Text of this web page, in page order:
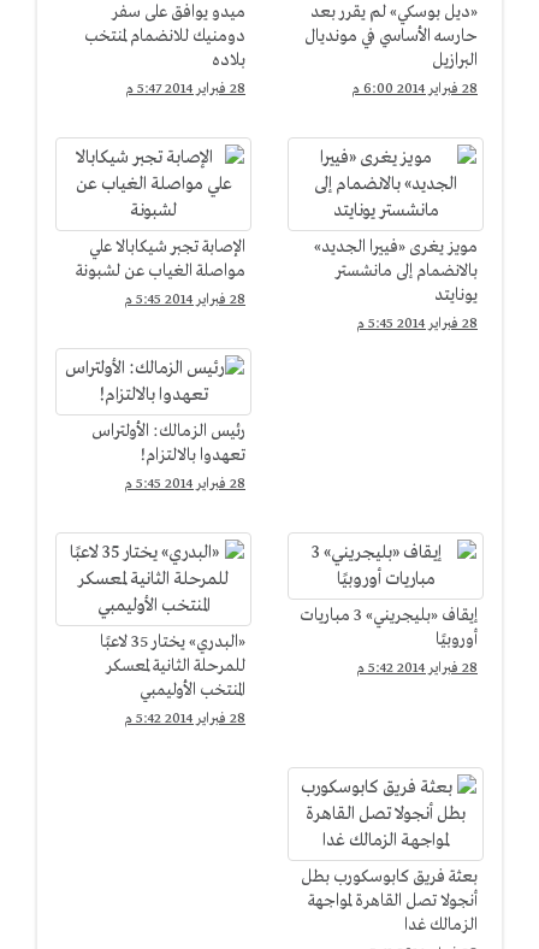
«ديل بوسكي» لم يقرر بعد
حارسه الأساسي في مونديال
البرازيل
28 فبراير 2014 6:00 م
ميدو يوافق على سفر
دومنيك للانضمام لمنتخب
بلاده
28 فبراير 2014 5:47 م
مويز يغرى «فييرا الجديد»
بالانضمام إلى مانشستر
يونايتد
28 فبراير 2014 5:45 م
الإصابة تجبر شيكابالا علي
مواصلة الغياب عن لشبونة
28 فبراير 2014 5:45 م
رئيس الزمالك: الأولتراس
تعهدوا بالالتزام!
28 فبراير 2014 5:45 م
إيقاف «بليجريني» 3 مباريات
أوروبيًا
28 فبراير 2014 5:42 م
«البدري» يختار 35 لاعبًا
للمرحلة الثانية لمعسكر
المنتخب الأوليمبي
28 فبراير 2014 5:42 م
بعثة فريق كابوسكورب بطل
أنجولا تصل القاهرة لمواجهة
الزمالك غدا